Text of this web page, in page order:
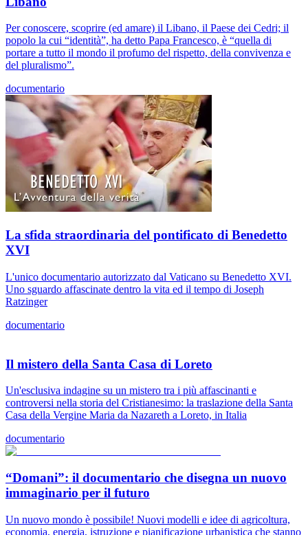
Per conoscere, scoprire (ed amare) il Libano, il Paese dei Cedri; il
popolo la cui “identità”, ha detto Papa Francesco, è “quella di
portare a tutto il mondo il profumo del rispetto, della convivenza e
del pluralismo”.
documentario
La sfida straordinaria del pontificato di Benedetto
XVI
L'unico documentario autorizzato dal Vaticano su Benedetto XVI.
Uno sguardo affascinate dentro la vita ed il tempo di Joseph
Ratzinger
documentario
Il mistero della Santa Casa di Loreto
Un'esclusiva indagine su un mistero tra i più affascinanti e
controversi nella storia del Cristianesimo: la traslazione della Santa
Casa della Vergine Maria da Nazareth a Loreto, in Italia
documentario
“Domani”: il documentario che disegna un nuovo
immaginario per il futuro
Un nuovo mondo è possibile! Nuovi modelli e idee di agricoltura,
economia, energia, istruzione e pianificazione urbanistica che stanno